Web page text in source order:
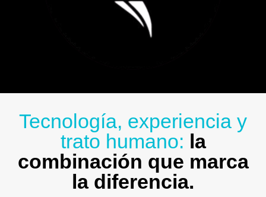
Tecnología, experiencia y
trato humano: la
combinación que marca
la diferencia.